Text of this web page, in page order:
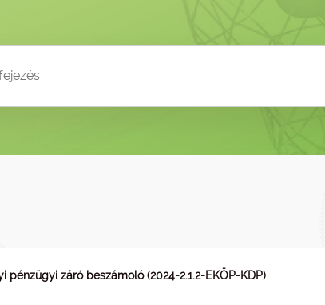
pénzügyi záró beszámoló (2024-2.1.2-EKÖP-KDP)